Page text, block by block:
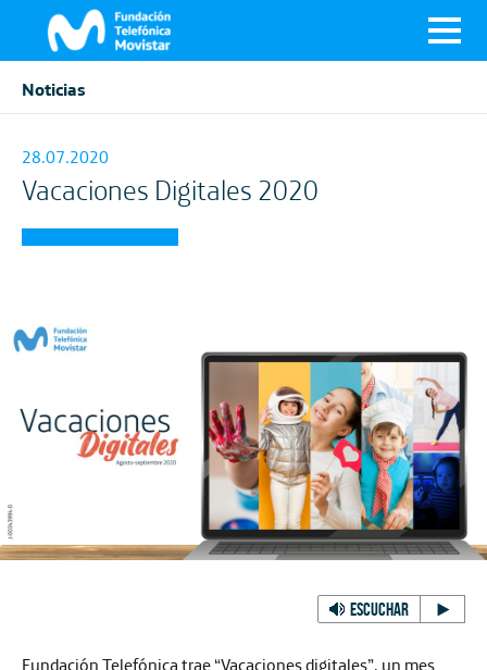
Noticias
28.07.2020
Vacaciones Digitales 2020
ESCUCHAR
Fundación Telefónica trae “Vacaciones digitales”, un mes